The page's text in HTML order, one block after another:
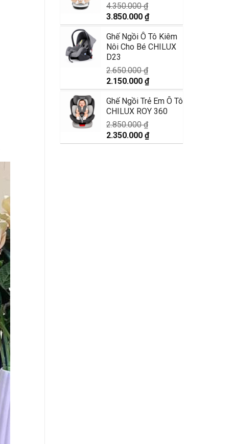
4.350.000₫
Giá
gốc
là:
4.350.000 ₫.
3.850.000 ₫Giá
hiện
tại
là:
Ghế Ngồi Ô Tô Kiêm
Nôi Cho Bé CHILUX
D23
2.650.000₫
Giá
gốc
là:
2.650.000 ₫.
2.150.000 ₫Giá
hiện
tại
là:
Ghế Ngồi Trẻ Em Ô Tô
CHILUX ROY 360
2.850.000₫
Giá
gốc
2.350.000 ₫Giá
hiện